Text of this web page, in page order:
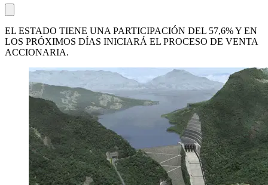
EL ESTADO TIENE UNA PARTICIPACIÓN DEL 57,6% Y EN
LOS PRÓXIMOS DÍAS INICIARÁ EL PROCESO DE VENTA
ACCIONARIA.